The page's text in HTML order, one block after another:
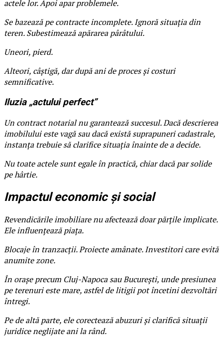
actele lor. Apoi apar problemele.
Se bazează pe contracte incomplete. Ignoră situația din
teren. Subestimează apărarea pârâtului.
Uneori, pierd.
Alteori, câștigă, dar după ani de proces și costuri
semnificative.
Iluzia „actului perfect”
Un contract notarial nu garantează succesul. Dacă descrierea
imobilului este vagă sau dacă există suprapuneri cadastrale,
instanța trebuie să clarifice situația înainte de a decide.
Nu toate actele sunt egale în practică, chiar dacă par solide
pe hârtie.
Impactul economic și social
Revendicările imobiliare nu afectează doar părțile implicate.
Ele influențează piața.
Blocaje în tranzacții. Proiecte amânate. Investitori care evită
anumite zone.
În orașe precum Cluj-Napoca sau București, unde presiunea
pe terenuri este mare, astfel de litigii pot încetini dezvoltări
întregi.
Pe de altă parte, ele corectează abuzuri și clarifică situații
juridice neglijate ani la rând.